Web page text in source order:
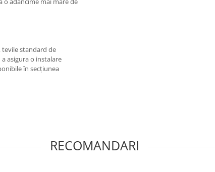
tevile standard de
asigura o instalare
în secțiunea
RECOMANDARI